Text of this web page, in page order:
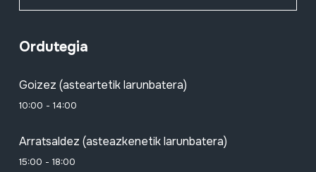
Ordutegia
Goizez (asteartetik larunbatera)
10:00 - 14:00
Arratsaldez (asteazkenetik larunbatera)
15:00 - 18:00